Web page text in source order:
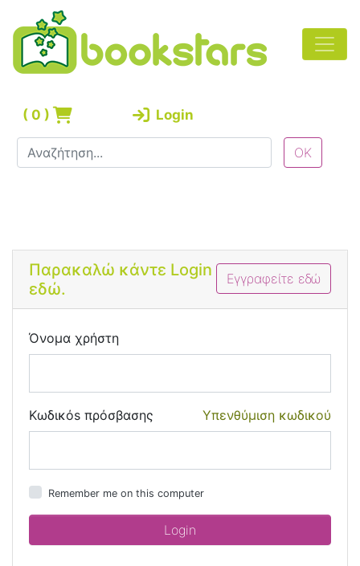
( 0 ) Login
Εγγραφείτε εδώ
Παρακαλώ κάντε Login
εδώ.
Όνομα χρήστη
Υπενθύμιση κωδικού
Κωδικόs πρόσβασης
Remember me on this computer